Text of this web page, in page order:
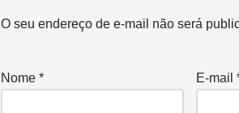
O seu endereço de e-mail não será
Nome * E-mail